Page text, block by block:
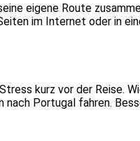
eigene Route
im Internet oder in
kurz vor der Reise.
Portugal fahren.